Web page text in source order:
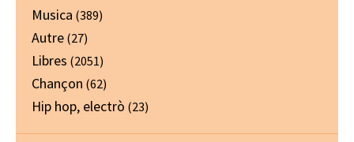
Musica (389)
Autre (27)
Libres (2051)
Chançon (62)
Hip hop, electrò (23)